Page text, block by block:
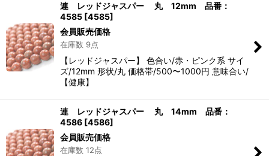
連 レッドジャスパー 丸 12mm 品番：
4585 [4585]
会員販売価格
在庫数 9点
【レッドジャスパー】 色合い/赤・ピンク系 サイ
ズ/12mm 形状/丸 価格帯/500〜1000円 意味合い/
【健康】
連 レッドジャスパー 丸 14mm 品番：
4586 [4586]
会員販売価格
在庫数 12点